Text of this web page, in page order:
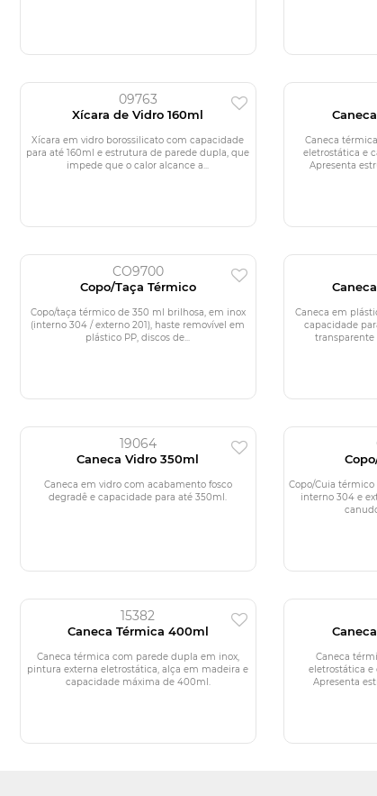
09763
Xícara de Vidro 160ml
Xícara em vidro borossilicato com capacidade
para até 160ml e estrutura de parede dupla, que
impede que o calor alcance a...
Caneca
eletrostática e
Apresenta
CO9700
Copo/Taça Térmico
Copo/taça térmico de 350 ml brilhosa, em inox
(interno 304 / externo 201), haste removível em
plástico PP, discos de...
Caneca em
capacidade
transparente
19064
Caneca Vidro 350ml
Caneca em vidro com acabamento fosco
degradê e capacidade para até 350ml.
Copo/Cuia
interno 304 e
15382
Caneca Térmica 400ml
Caneca térmica com parede dupla em inox,
pintura externa eletrostática, alça em madeira e
capacidade máxima de 400ml.
Caneca
eletrostática e
Apresenta